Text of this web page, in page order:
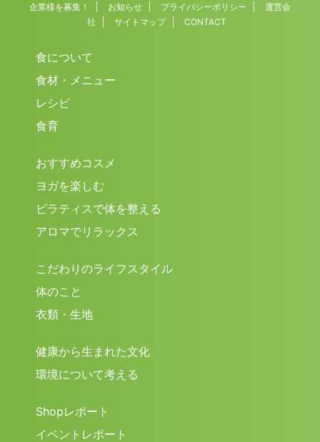
企業様を募集！
お知らせ プライバシーポリシー
運営会
社
サイトマップ CONTACT
食について
食材・メニュー
レシピ
食育
おすすめコスメ
ヨガを楽しむ
ピラティスで体を整える
アロマでリラックス
こだわりのライフスタイル
体のこと
衣類・生地
健康から生まれた文化
環境について考える
Shopレポート
イベントレポート